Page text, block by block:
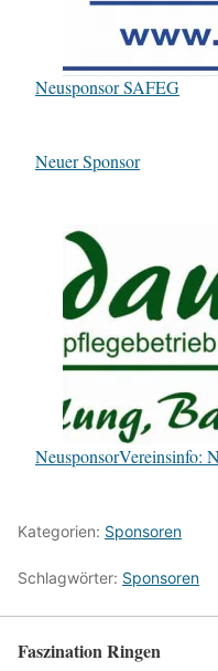
Neusponsor SAFEG
Neuer Sponsor
NeusponsorVereinsinfo:
Kategorien: Sponsoren
Schlagwörter: Sponsoren
Faszination Ringen